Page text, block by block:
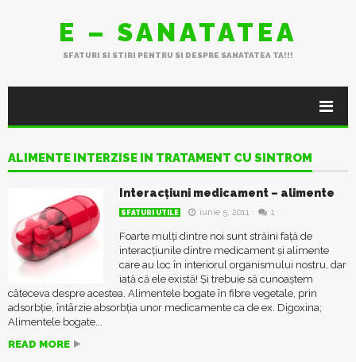
E – SANATATEA
SFATURI SI STIRI PENTRU SI DESPRE SANATATEA TA!!!
ALIMENTE INTERZISE IN TRATAMENT CU SINTROM
Interacțiuni medicament – alimente
SFATURI UTILE iunie 5, 2011 1
Foarte mulți dintre noi sunt străini față de
interacțiunile dintre medicament și alimente
care au loc în interiorul organismului nostru, dar
iată că ele există! Și trebuie să cunoaștem
câteceva despre acestea. Alimentele bogate în fibre vegetale, prin
adsorbție, întârzie absorbția unor medicamente ca de ex. Digoxina;
Alimentele bogate...
READ MORE